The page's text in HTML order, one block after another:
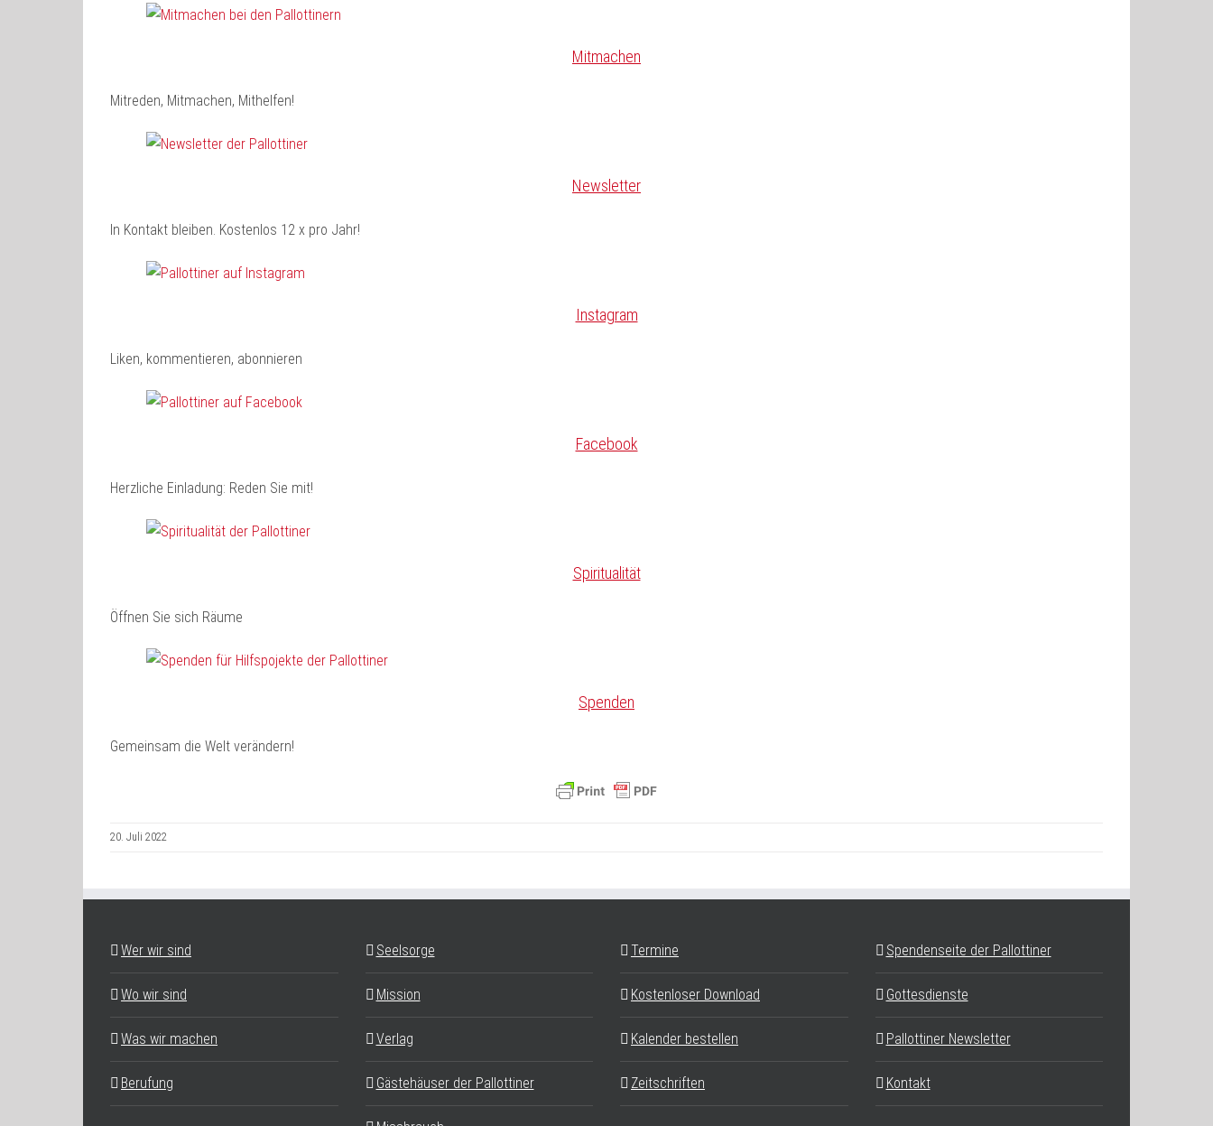
Mitmachen
Mitreden, Mitmachen, Mithelfen!
Newsletter
In Kontakt bleiben. Kostenlos 12 x pro Jahr!
Instagram
Liken, kommentieren, abonnieren
Facebook
Herzliche Einladung: Reden Sie mit!
Spiritualität
Öffnen Sie sich Räume
Spenden
Gemeinsam die Welt verändern!
20. Juli 2022
Wer wir sind
Wo wir sind
Was wir machen
Berufung
Seelsorge
Mission
Verlag
Gästehäuser der Pallottiner
Termine
Kostenloser Download
Kalender bestellen
Zeitschriften
Spendenseite der Pallottiner
Gottesdienste
Pallottiner Newsletter
Kontakt